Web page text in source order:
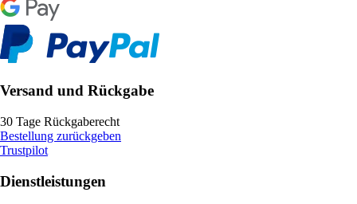
Versand und Rückgabe
30 Tage Rückgaberecht
Bestellung zurückgeben
Trustpilot
Dienstleistungen